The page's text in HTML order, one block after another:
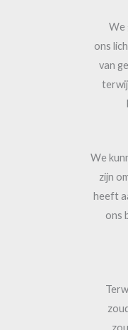
We
ons
van
We
zijn
heeft
ons